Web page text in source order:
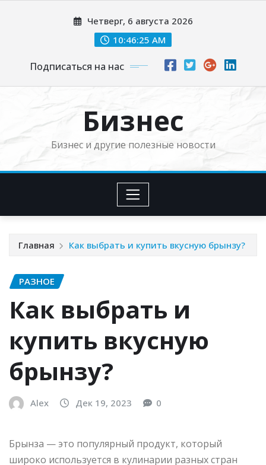
Четверг, 6 августа 2026
10:46:26 AM
Подписаться на нас
Бизнес
Бизнес и другие полезные новости
Главная Как выбрать и купить вкусную брынзу?
РАЗНОЕ
Как выбрать и
купить вкусную
брынзу?
Alex Дек 19, 2023 0
Брынза — это популярный продукт, который
широко используется в кулинарии разных стран